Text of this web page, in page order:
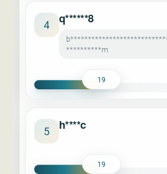
4 q******8
**********m
19
5 h****c
19